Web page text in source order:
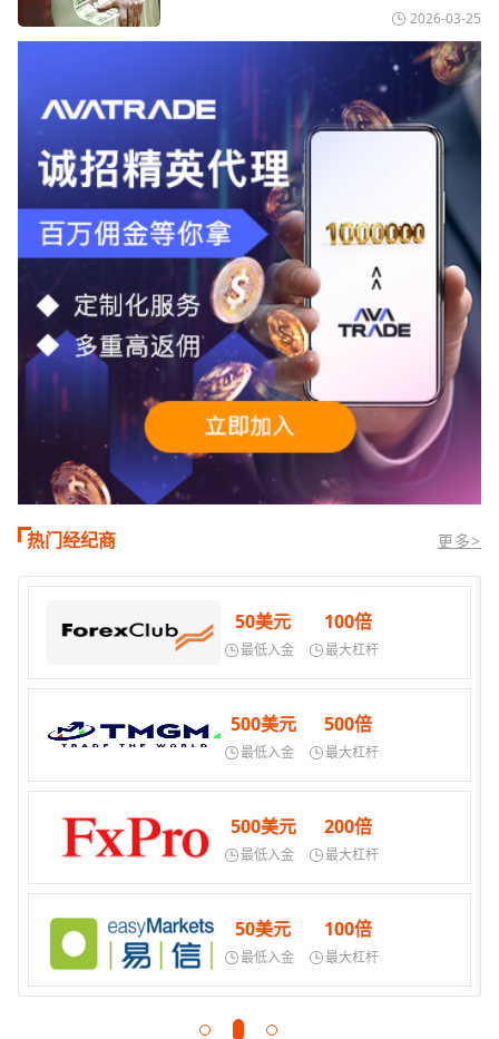
易成本极低、产品极其丰富、ASIC监管
+千万保险加持的全球知名经纪商，特别适
合活跃交易者和股票CFD投资者。通过
TMGM官网交易资讯了解，周三亚洲交易
时段,油价暴跌逾6%,布伦特原油跌破每桶
100美元
2026-03-25
热门经纪商 更多>
50美元
最低入金
100倍
最大杠杆
500美元
最低入金
500倍
最大杠杆
500美元
最低入金
200倍
最大杠杆
50美元
最低入金
100倍
最大杠杆